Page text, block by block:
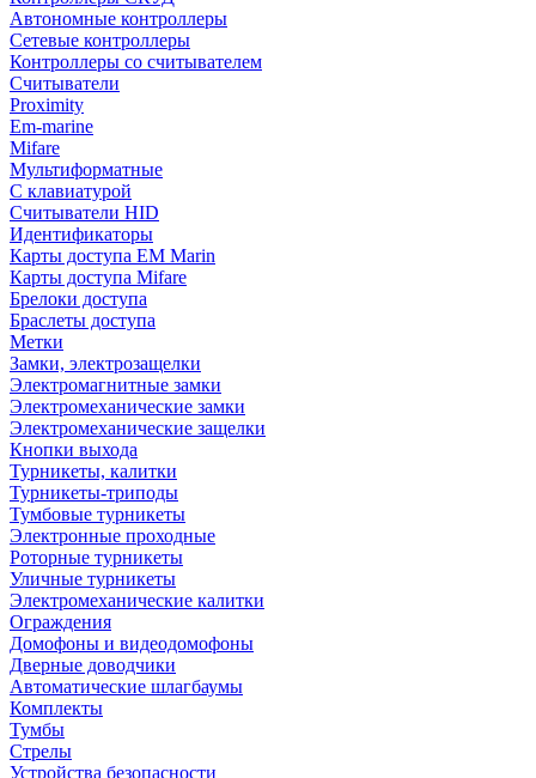
Автономные контроллеры
Сетевые контроллеры
Контроллеры со считывателем
Считыватели
Proximity
Em-marine
Mifare
Мультиформатные
С клавиатурой
Считыватели HID
Идентификаторы
Карты доступа EM Marin
Карты доступа Mifare
Брелоки доступа
Браслеты доступа
Метки
Замки, электрозащелки
Электромагнитные замки
Электромеханические замки
Электромеханические защелки
Кнопки выхода
Турникеты, калитки
Турникеты-триподы
Тумбовые турникеты
Электронные проходные
Роторные турникеты
Уличные турникеты
Электромеханические калитки
Ограждения
Домофоны и видеодомофоны
Дверные доводчики
Автоматические шлагбаумы
Комплекты
Тумбы
Стрелы
Устройства безопасности